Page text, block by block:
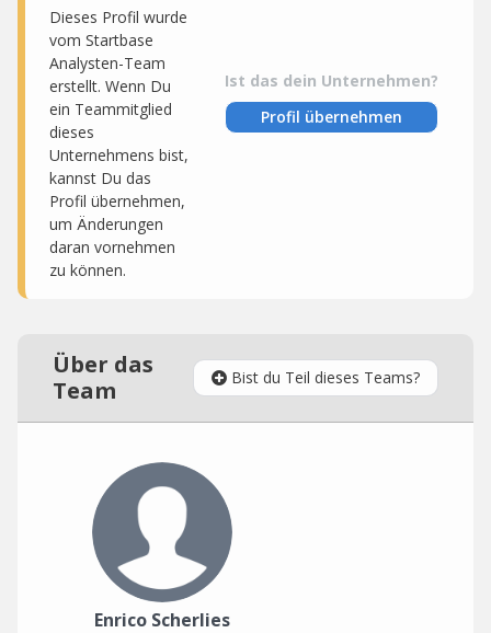
Dieses Profil wurde
vom Startbase
Analysten-Team
erstellt. Wenn Du
ein Teammitglied
dieses
Unternehmens bist,
kannst Du das
Profil übernehmen,
um Änderungen
daran vornehmen
zu können.
Ist das dein Unternehmen?
Profil übernehmen
Über das
Team
Bist du Teil dieses Teams?
Enrico Scherlies